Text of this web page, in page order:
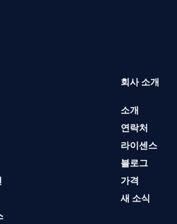
회사 소개
소개
연락처
라이센스
블로그
가격
새 소식